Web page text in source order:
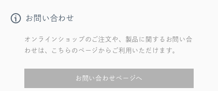
お問い合わせ
オンラインショップのご注文や、製品に関するお問い合
わせは、こちらのページからご利用いただけます。
お問い合わせページへ